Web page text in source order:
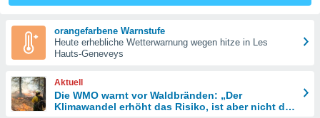
diese
orangefarbene Warnstufe
Heute erhebliche Wetterwarnung wegen hitze in Les
Hauts-Geneveys
Aktuell
Die WMO warnt vor Waldbränden: „Der
Klimawandel erhöht das Risiko, ist aber nicht die